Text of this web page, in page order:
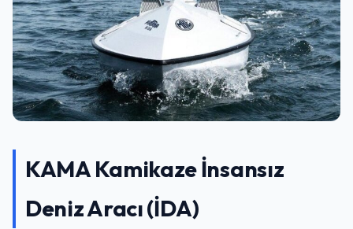
KAMA Kamikaze İnsansız
Deniz Aracı (İDA)